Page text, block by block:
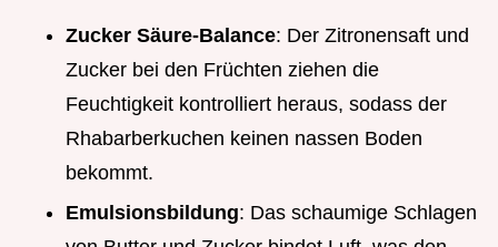
Zucker Säure-Balance: Der Zitronensaft und
Zucker bei den Früchten ziehen die
Feuchtigkeit kontrolliert heraus, sodass der
Rhabarberkuchen keinen nassen Boden
bekommt.
Emulsionsbildung: Das schaumige Schlagen